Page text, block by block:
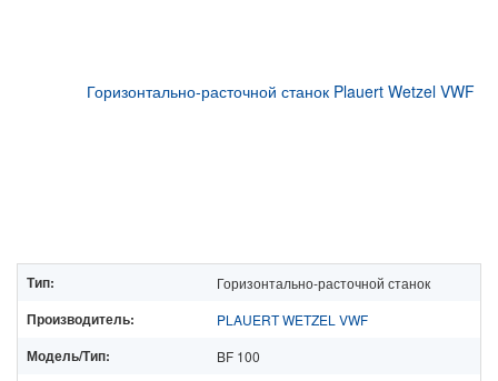
Тип: Горизонтально-расточной станок
Производитель: PLAUERT WETZEL VWF
Модель/Тип: BF 100